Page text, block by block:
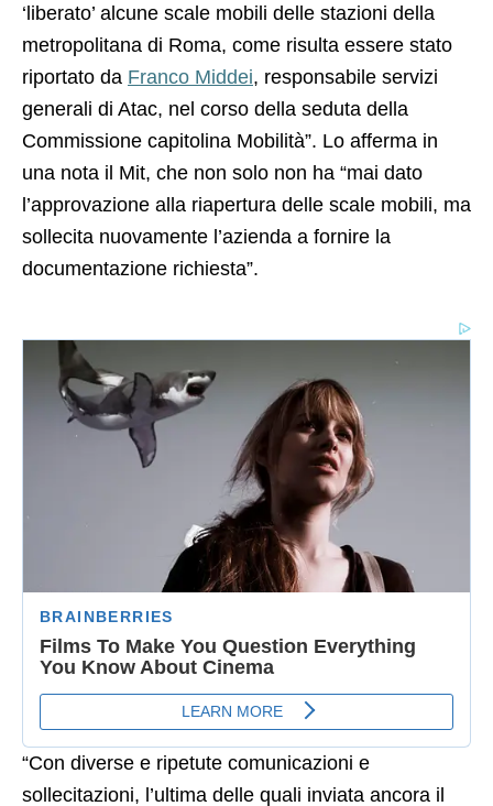
‘liberato’ alcune scale mobili delle stazioni della
metropolitana di Roma, come risulta essere stato
riportato da Franco Middei, responsabile servizi
generali di Atac, nel corso della seduta della
Commissione capitolina Mobilità”. Lo afferma in
una nota il Mit, che non solo non ha “mai dato
l’approvazione alla riapertura delle scale mobili, ma
sollecita nuovamente l’azienda a fornire la
documentazione richiesta”.
“Con diverse e ripetute comunicazioni e
sollecitazioni, l’ultima delle quali inviata ancora il